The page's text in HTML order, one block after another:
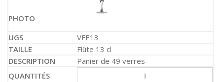
VFE13
Flûte 13 cl
Panier de 49 verres